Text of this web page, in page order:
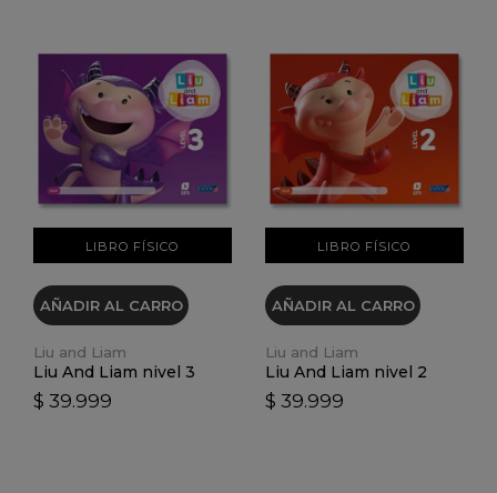
LIBRO FÍSICO
VER DETALLES
AÑADIR AL CARRO
Liu and Liam
Liu And Liam nivel 3
$ 39.999
LIBRO FÍSICO
VER DETALLES
AÑADIR AL CARRO
Liu and Liam
Liu And Liam nivel 2
$ 39.999